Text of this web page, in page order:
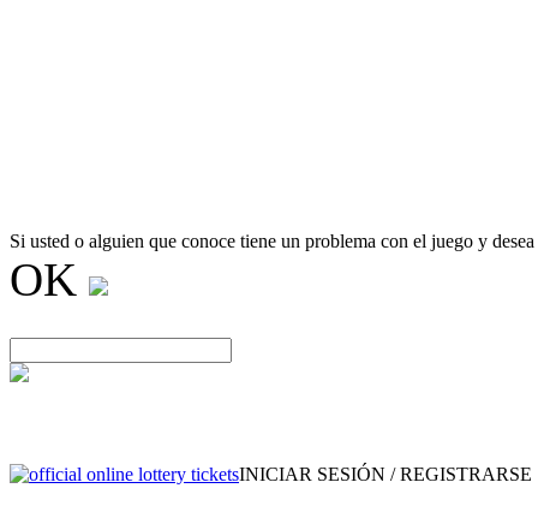
Si usted o alguien que conoce tiene un problema con el juego y
OK
INICIAR SESIÓN / REGISTRARSE